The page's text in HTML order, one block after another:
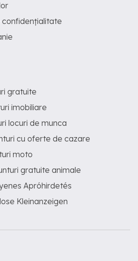
gratuite
imobiliare
locuri de munca
cu oferte de cazare
moto
gratuite animale
Apróhirdetés
Kleinanzeigen